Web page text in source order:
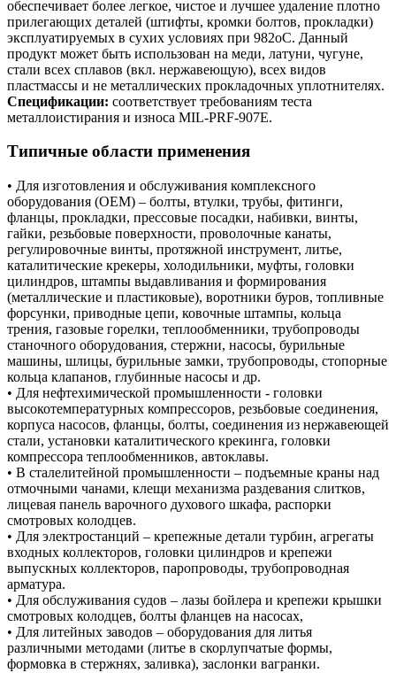
обеспечивает более легкое, чистое и лучшее удаление плотно
прилегающих деталей (штифты, кромки болтов, прокладки)
эксплуатируемых в сухих условиях при 982оС. Данный
продукт может быть использован на меди, латуни, чугуне,
стали всех сплавов (вкл. нержавеющую), всех видов
пластмассы и не металлических прокладочных уплотнителях.
Спецификации: соответствует требованиям теста
металлоистирания и износа MIL-PRF-907E.
Типичные области применения
• Для изготовления и обслуживания комплексного
оборудования (OEM) – болты, втулки, трубы, фитинги,
фланцы, прокладки, прессовые посадки, набивки, винты,
гайки, резьбовые поверхности, проволочные канаты,
регулировочные винты, протяжной инструмент, литье,
каталитические крекеры, холодильники, муфты, головки
цилиндров, штампы выдавливания и формирования
(металлические и пластиковые), воротники буров, топливные
форсунки, приводные цепи, ковочные штампы, кольца
трения, газовые горелки, теплообменники, трубопроводы
станочного оборудования, стержни, насосы, бурильные
машины, шлицы, бурильные замки, трубопроводы, стопорные
кольца клапанов, глубинные насосы и др.
• Для нефтехимической промышленности - головки
высокотемпературных компрессоров, резьбовые соединения,
корпуса насосов, фланцы, болты, соединения из нержавеющей
стали, установки каталитического крекинга, головки
компрессора теплообменников, автоклавы.
• В сталелитейной промышленности – подъемные краны над
отмочными чанами, клещи механизма раздевания слитков,
лицевая панель варочного духового шкафа, распорки
смотровых колодцев.
• Для электростанций – крепежные детали турбин, агрегаты
входных коллекторов, головки цилиндров и крепежи
выпускных коллекторов, паропроводы, трубопроводная
арматура.
• Для обслуживания судов – лазы бойлера и крепежи крышки
смотровых колодцев, болты фланцев на насосах,
• Для литейных заводов – оборудования для литья
различными методами (литье в скорлупчатые формы,
формовка в стержнях, заливка), заслонки вагранки.